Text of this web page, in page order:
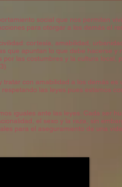
social que nos permiten
para otorgar a los demás el
cortesía, amabilidad,
que apuntan lo que debe hacerse
las costumbres y la cultura local,
con amabilidad a los demás es
las leyes pues estamos
iguales ante las leyes. Cada ser
el sexo y la raza, sin
para el aseguramiento de una